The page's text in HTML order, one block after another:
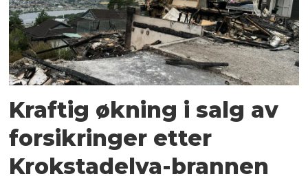
Kraftig økning i salg av
forsikringer etter
Krokstadelva-brannen